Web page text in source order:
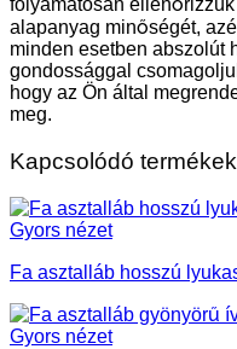
alapanyag minőségét,
minden esetben abszolút
gondossággal
hogy az Ön által
meg.
Kapcsolódó termékek
Gyors nézet
Fa asztalláb hosszú
Gyors nézet